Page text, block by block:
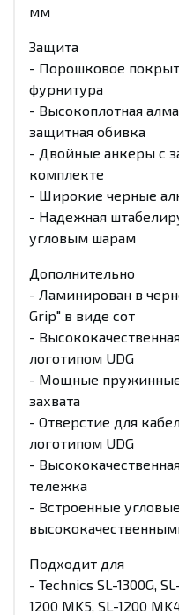
мм
Защита
- Порошковое
фурнитура
- Высокоплотная
защитная обивка
- Двойные анкеры с
комплекте
- Широкие черные
- Надежная
угловым шарам
Дополнительно
- Ламинирован в
Grip" в виде сот
-
логотипом UDG
- Мощные пружинные
захвата
- Отверстие для
логотипом UDG
-
тележка
- Встроенные
Подходит для
- Technics SL-1300G,
1200 MK5, SL-1200